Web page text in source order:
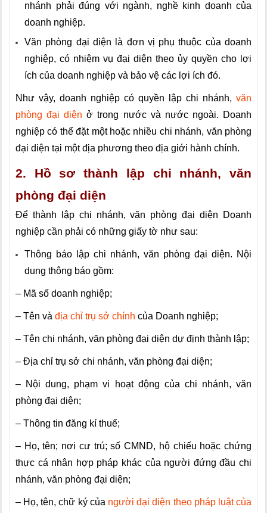
nhánh phải đúng với ngành, nghề kinh doanh của
doanh nghiệp.
Văn phòng đại diện là đơn vị phụ thuộc của doanh
nghiệp, có nhiệm vụ đại diện theo ủy quyền cho lợi
ích của doanh nghiệp và bảo vệ các lợi ích đó.
Như vậy, doanh nghiệp có quyền lập chi nhánh, văn
phòng đại diện ở trong nước và nước ngoài. Doanh
nghiệp có thể đặt một hoặc nhiều chi nhánh, văn phòng
đại diện tại một địa phương theo địa giới hành chính.
2. Hồ sơ thành lập chi nhánh, văn
phòng đại diện
Để thành lập chi nhánh, văn phòng đại diện Doanh
nghiệp cần phải có những giấy tờ như sau:
Thông báo lập chi nhánh, văn phòng đại diện. Nội
dung thông báo gồm:
– Mã số doanh nghiệp;
– Tên và địa chỉ trụ sở chính của Doanh nghiệp;
– Tên chi nhánh, văn phòng đại diện dự định thành lập;
– Địa chỉ trụ sở chi nhánh, văn phòng đại diện;
– Nội dung, phạm vi hoạt động của chi nhánh, văn
phòng đại diện;
– Thông tin đăng kí thuế;
– Họ, tên; nơi cư trú; số CMND, hộ chiếu hoặc chứng
thực cá nhân hợp pháp khác của người đứng đầu chi
nhánh, văn phòng đại diện;
– Họ, tên, chữ ký của người đại diện theo pháp luật của